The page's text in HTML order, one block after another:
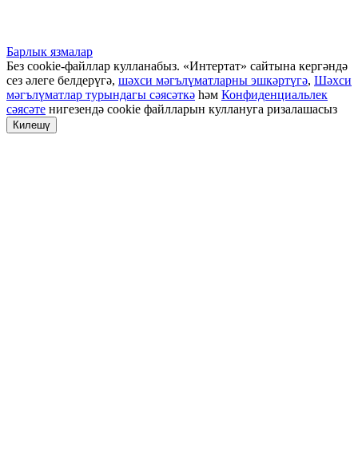
Барлык язмалар
Без cookie-файллар кулланабыз. «Интертат» сайтына кергәндә
сез әлеге белдерүгә, шәхси мәгълүматларны эшкәртүгә, Шәхси
мәгълүматлар турындагы сәясәткә һәм Конфиденциальлек
сәясәте нигезендә cookie файлларын куллануга ризалашасыз
Килешү